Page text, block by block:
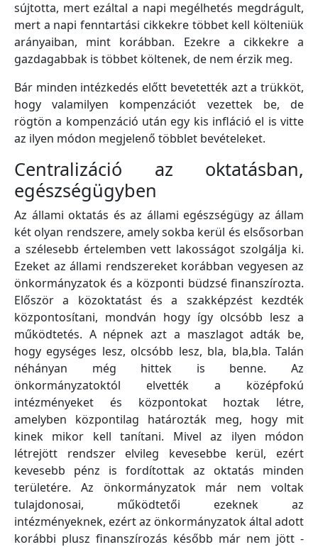
sújtotta, mert ezáltal a napi megélhetés megdrágult,
mert a napi fenntartási cikkekre többet kell költeniük
arányaiban, mint korábban. Ezekre a cikkekre a
gazdagabbak is többet költenek, de nem érzik meg.
Bár minden intézkedés előtt bevetették azt a trükköt,
hogy valamilyen kompenzációt vezettek be, de
rögtön a kompenzáció után egy kis infláció el is vitte
az ilyen módon megjelenő többlet bevételeket.
Centralizáció az oktatásban,
egészségügyben
Az állami oktatás és az állami egészségügy az állam
két olyan rendszere, amely sokba kerül és elsősorban
a szélesebb értelemben vett lakosságot szolgálja ki.
Ezeket az állami rendszereket korábban vegyesen az
önkormányzatok és a központi büdzsé finanszírozta.
Először a közoktatást és a szakképzést kezdték
központosítani, mondván hogy így olcsóbb lesz a
működtetés. A népnek azt a maszlagot adták be,
hogy egységes lesz, olcsóbb lesz, bla, bla,bla. Talán
néhányan még hittek is benne. Az
önkormányzatoktól elvették a középfokú
intézményeket és központokat hoztak létre,
amelyben központilag határozták meg, hogy mit
kinek mikor kell tanítani. Mivel az ilyen módon
létrejött rendszer elvileg kevesebbe kerül, ezért
kevesebb pénz is fordítottak az oktatás minden
területére. Az önkormányzatok már nem voltak
tulajdonosai, működtetői ezeknek az
intézményeknek, ezért az önkormányzatok által adott
korábbi plusz finanszírozás később már nem jött -